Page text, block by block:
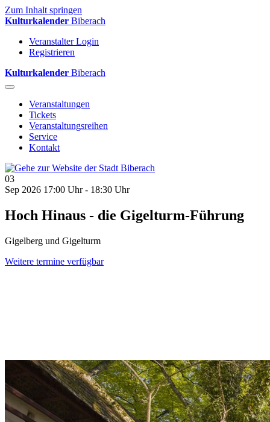
Zum Inhalt springen
Kulturkalender Biberach
Veranstalter Login
Registrieren
Kulturkalender Biberach
Veranstaltungen
Tickets
Veranstaltungsreihen
Service
Kontakt
03
Sep 2026 17:00 Uhr - 18:30 Uhr
Hoch Hinaus - die Gigelturm-Führung
Gigelberg und Gigelturm
Weitere termine verfügbar